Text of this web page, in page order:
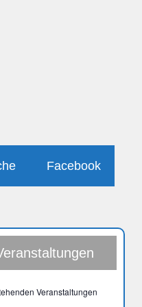
Facebook
Veranstaltungen